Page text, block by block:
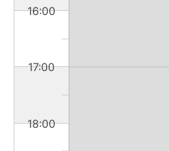
16:00
17:00
18:00